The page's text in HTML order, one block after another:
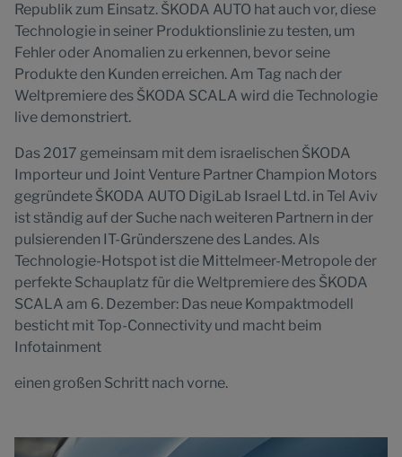
Republik zum Einsatz. ŠKODA AUTO hat auch vor, diese
Technologie in seiner Produktionslinie zu testen, um
Fehler oder Anomalien zu erkennen, bevor seine
Produkte den Kunden erreichen. Am Tag nach der
Weltpremiere des ŠKODA SCALA wird die Technologie
live demonstriert.
Das 2017 gemeinsam mit dem israelischen ŠKODA
Importeur und Joint Venture Partner Champion Motors
gegründete ŠKODA AUTO DigiLab Israel Ltd. in Tel Aviv
ist ständig auf der Suche nach weiteren Partnern in der
pulsierenden IT-Gründerszene des Landes. Als
Technologie-Hotspot ist die Mittelmeer-Metropole der
perfekte Schauplatz für die Weltpremiere des ŠKODA
SCALA am 6. Dezember: Das neue Kompaktmodell
besticht mit Top-Connectivity und macht beim
Infotainment
einen großen Schritt nach vorne.